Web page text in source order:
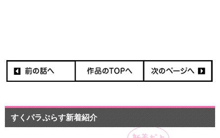
すくパラぷらす新着紹介